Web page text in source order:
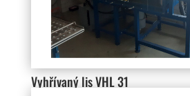
Vyhřívaný lis VHL 31